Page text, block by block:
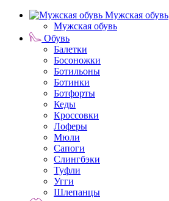
Мужская обувь
Мужская обувь
Обувь
Балетки
Босоножки
Ботильоны
Ботинки
Ботфорты
Кеды
Кроссовки
Лоферы
Мюли
Сапоги
Слингбэки
Туфли
Угги
Шлепанцы